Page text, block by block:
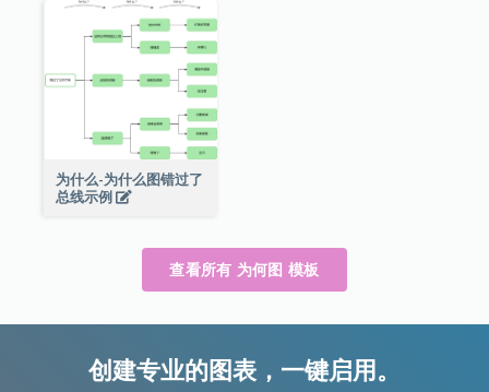
为什么-为什么图错过了
总线示例
查看所有 为何图 模板
创建专业的图表，一键启用。